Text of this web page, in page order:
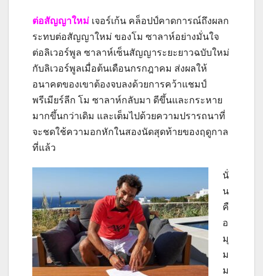
ต่อสัญญาใหม่ เจอร์เก้น คล็อปป์คาดการณ์ถึงผลก
ระทบต่อสัญญาใหม่ ของโม ซาลาห์อย่างมั่นใจ
ต่อลิเวอร์พูล ซาลาห์เซ็นสัญญาระยะยาวฉบับใหม่
กับลิเวอร์พูลเมื่อต้นเดือนกรกฎาคม ส่งผลให้
อนาคตของเขาต้องจบลงด้วยการคว้าแชมป์
พรีเมียร์ลีก โม ซาลาห์กลับมา ดีขึ้นและกระหาย
มากขึ้นกว่าเดิม และเต็มไปด้วยความปรารถนาที่
จะชดใช้ความอกหักในสองนัดสุดท้ายของฤดูกาล
ที่แล้ว
นั่
น
คื
อ
มุ
ม
ม